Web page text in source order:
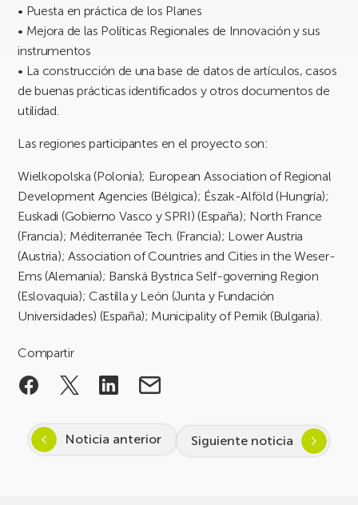
• Puesta en práctica de los Planes
• Mejora de las Políticas Regionales de Innovación y sus
instrumentos
• La construcción de una base de datos de artículos, casos
de buenas prácticas identificados y otros documentos de
utilidad.
Las regiones participantes en el proyecto son:
Wielkopolska (Polonia); European Association of Regional
Development Agencies (Bélgica); Észak-Alföld (Hungría);
Euskadi (Gobierno Vasco y SPRI) (España); North France
(Francia); Méditerranée Tech. (Francia); Lower Austria
(Austria); Association of Countries and Cities in the Weser-
Ems (Alemania); Banská Bystrica Self-governing Region
(Eslovaquia); Castilla y León (Junta y Fundación
Universidades) (España); Municipality of Pernik (Bulgaria).
Compartir
Noticia anterior Siguiente noticia